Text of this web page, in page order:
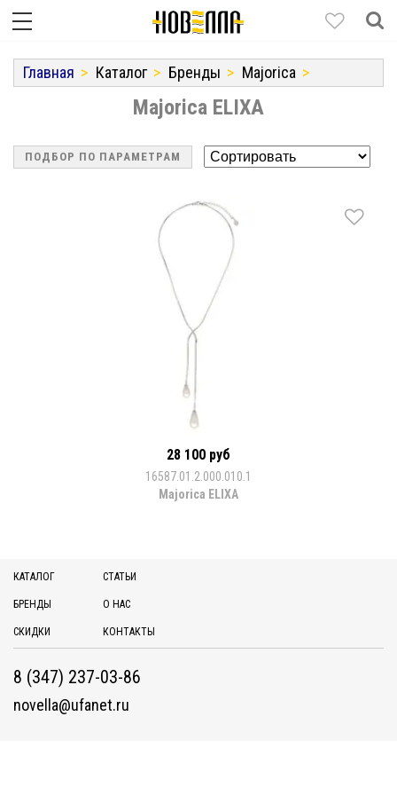
Главная Каталог Бренды Majorica
Majorica ELIXA
ПОДБОР ПО ПАРАМЕТРАМ
28 100 руб
16587.01.2.000.010.1
Majorica ELIXA
КАТАЛОГ
БРЕНДЫ
СКИДКИ
СТАТЬИ
О НАС
КОНТАКТЫ
8 (347) 237-03-86
novella@ufanet.ru